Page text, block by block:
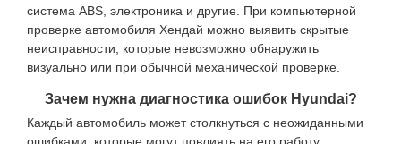
система ABS, электроника и другие. При компьютерной
проверке автомобиля Хендай можно выявить скрытые
неисправности, которые невозможно обнаружить
визуально или при обычной механической проверке.
Зачем нужна диагностика ошибок Hyundai?
Каждый автомобиль может столкнуться с неожиданными